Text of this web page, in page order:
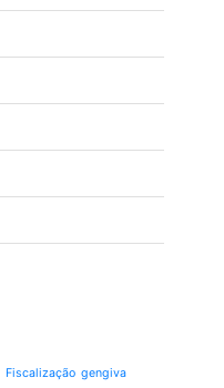
Fiscalização gengiva